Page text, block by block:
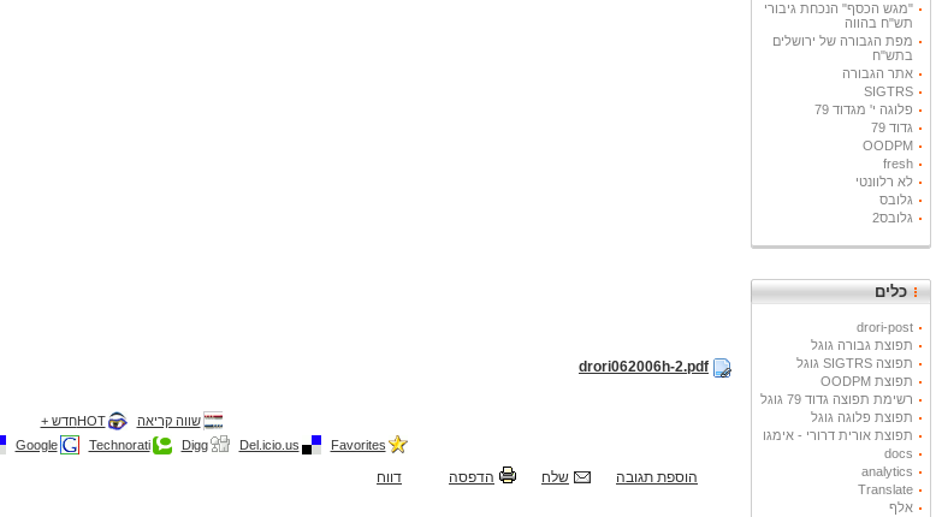
"מגש הכסף" הנכחת גיבורי
תש"ח בהווה
מפת הגבורה של ירושלים
בתש"ח
אתר הגבורה
SIGTRS
פלוגה י' מגדוד 79
גדוד 79
OODPM
fresh
לא רלוונטי
גלובס
גלובס2
כלים
drori-post
תפוצת גבורה גוגל
תפוצה SIGTRS גוגל
תפוצת OODPM
רשימת תפוצה גדוד 79 גוגל
תפוצת פלוגה גוגל
תפוצת אורית דרורי - אימגו
docs
analytics
Translate
אלף
drori062006h-2.pdf
שווה קריאה
HOTחדש +
Favorites
Del.icio.us
Digg
Technorati
Google
הוספת תגובה שלח הדפסה דווח